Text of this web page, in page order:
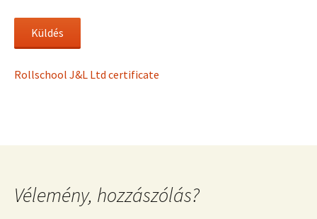
Rollschool J&L Ltd certificate
Vélemény, hozzászólás?